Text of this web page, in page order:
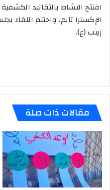
افتتح النشاط بالتقاليد
الإكسترا تايم، واختتم اللقاء
زينب (ع).
مقالات ذات صلة